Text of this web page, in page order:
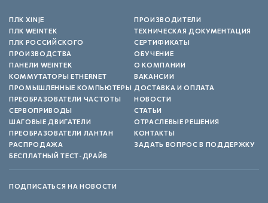
ПЛК XINJE
ПЛК WEINTEK
ПЛК РОССИЙСКОГО
ПРОИЗВОДСТВА
ПАНЕЛИ WEINTEK
КОММУТАТОРЫ ETHERNET
ПРОМЫШЛЕННЫЕ КОМПЬЮТЕРЫ
ПРЕОБРАЗОВАТЕЛИ ЧАСТОТЫ
СЕРВОПРИВОДЫ
ШАГОВЫЕ ДВИГАТЕЛИ
ПРЕОБРАЗОВАТЕЛИ ЛАНТАН
РАСПРОДАЖА
БЕСПЛАТНЫЙ ТЕСТ-ДРАЙВ
ПРОИЗВОДИТЕЛИ
ТЕХНИЧЕСКАЯ ДОКУМЕНТАЦИЯ
СЕРТИФИКАТЫ
ОБУЧЕНИЕ
О КОМПАНИИ
ВАКАНСИИ
ДОСТАВКА И ОПЛАТА
НОВОСТИ
СТАТЬИ
ОТРАСЛЕВЫЕ РЕШЕНИЯ
КОНТАКТЫ
ЗАДАТЬ ВОПРОС В ПОДДЕРЖКУ
ПОДПИСАТЬСЯ НА НОВОСТИ